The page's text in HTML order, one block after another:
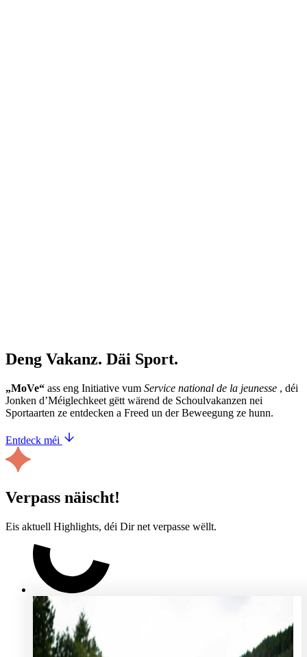
Deng Vakanz. Däi Sport.
„MoVe“ ass eng Initiative vum Service national de la jeunesse , déi
Jonken d’Méiglechkeet gëtt wärend de Schoulvakanzen nei
Sportaarten ze entdecken a Freed un der Beweegung ze hunn.
Entdeck méi
Verpass näischt!
Eis aktuell Highlights, déi Dir net verpasse wëllt.